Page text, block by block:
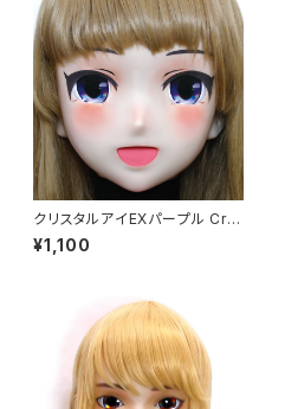
クリスタルアイEXパープル Cry
stal Eye[EX]Purple
¥1,100